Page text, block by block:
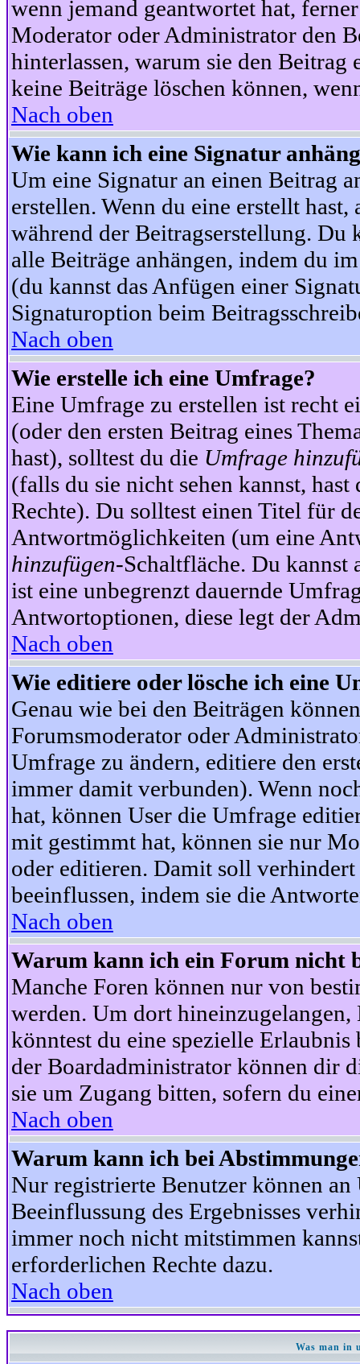
wenn jemand geantwortet hat,
Moderator oder Administrator den
hinterlassen, warum sie den Beitrag
keine Beiträge löschen können,
Nach oben
Wie kann ich eine Signatur
Um eine Signatur an einen Beitrag
erstellen. Wenn du eine erstellt
während der Beitragserstellung. Du
alle Beiträge anhängen, indem du
(du kannst das Anfügen einer
Signaturoption beim
Nach oben
Wie erstelle ich eine Umfrage?
Eine Umfrage zu erstellen ist recht
(oder den ersten Beitrag eines
hast), solltest du die Umfrage
(falls du sie nicht sehen kannst,
Rechte). Du solltest einen Titel für
Antwortmöglichkeiten (um eine
hinzufügen-Schaltfläche. Du
ist eine unbegrenzt dauernde
Antwortoptionen, diese legt der
Nach oben
Wie editiere oder lösche ich eine
Genau wie bei den Beiträgen
Forumsmoderator oder
Umfrage zu ändern, editiere den
immer damit verbunden). Wenn
hat, können User die Umfrage
mit gestimmt hat, können sie nur
oder editieren. Damit soll
beeinflussen, indem sie die
Nach oben
Warum kann ich ein Forum nicht
Manche Foren können nur von
werden. Um dort hineinzugelangen,
könntest du eine spezielle
der Boardadministrator können dir
sie um Zugang bitten, sofern du
Nach oben
Warum kann ich bei
Nur registrierte Benutzer können
Beeinflussung des Ergebnisses
immer noch nicht mitstimmen
erforderlichen Rechte dazu.
Nach oben
Was man in